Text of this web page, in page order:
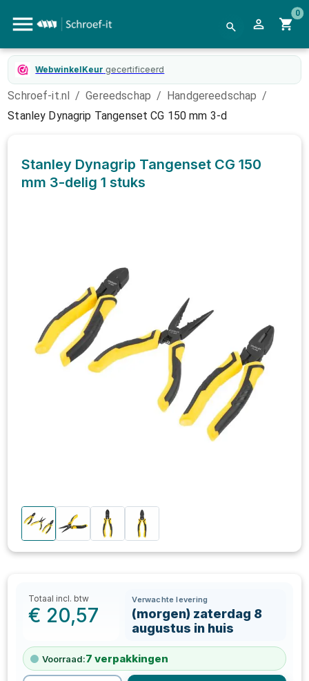
0
WebwinkelKeur gecertificeerd
Schroef-it.nl / Gereedschap / Handgereedschap /
Stanley Dynagrip Tangenset CG 150 mm 3-d
Stanley Dynagrip Tangenset CG 150
mm 3-delig 1 stuks
Totaal incl. btw
€ 20,57
Verwachte levering
(morgen) zaterdag 8
augustus in huis
Voorraad:7 verpakkingen